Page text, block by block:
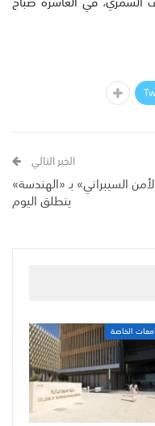
الخبر التالي
السيبراني» بـ «الهندسة»
ينطلق اليوم
الخاصة